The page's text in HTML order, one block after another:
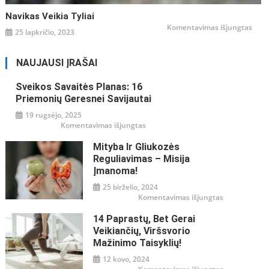
Navikas Veikia Tyliai
25 lapkričio, 2023 Komentavimas išjungtasįraše
NAUJAUSI ĮRAŠAI
Sveikos Savaitės Planas: 16
Priemonių Geresnei Savijautai
19 rugsėjo, 2025
Komentavimas išjungtasįraše
planas:
16
priemonių
Mityba Ir Gliukozės
Reguliavimas – Misija
Įmanoma!
25 birželio, 2024
Komentavimas išjungtasįraše
14 Paprastų, Bet Gerai
Veikiančių, Viršsvorio
Mažinimo Taisyklių!
12 kovo, 2024